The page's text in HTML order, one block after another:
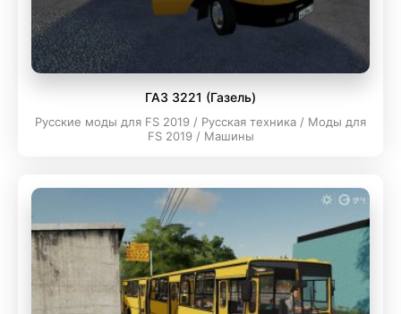
ГАЗ 3221 (Газель)
Русские моды для FS 2019 / Русская техника / Моды для
FS 2019 / Машины